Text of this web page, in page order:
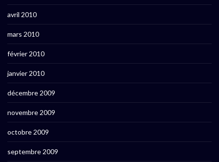
avril 2010
mars 2010
février 2010
janvier 2010
décembre 2009
novembre 2009
octobre 2009
septembre 2009